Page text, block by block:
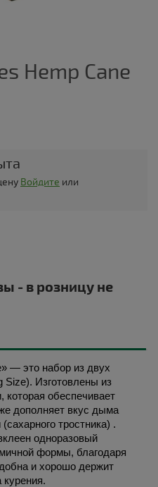
Hemp Cane
Войдите или
- в розницу не
— это набор из двух
Size). Изготовлены из
которая обеспечивает
дополняет вкус дыма
тростника) .
одноразовый
формы, благодаря
и хорошо держит
курения.